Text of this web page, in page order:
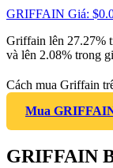
GRIFFAIN Giá: $
Griffain lên 27.27%
và lên 2.08% trong
Cách mua Griffain
Mua
GRIFFAIN